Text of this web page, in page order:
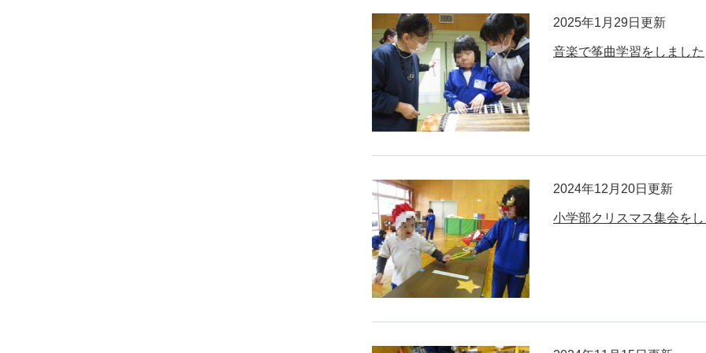
2025年1月29日更新
音楽で筝曲学習をしました
2024年12月20日更新
小学部クリスマス集会を